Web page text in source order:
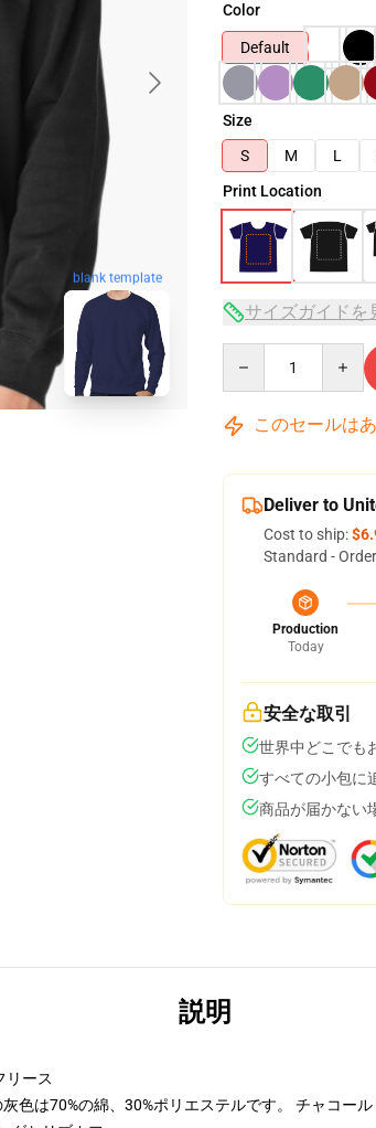
blank template
Color
Default
Size
S
M L
Print Location
サイズガイドを
このセールは
Deliver to
Cost to ship:
Standard -
Production
Today
安全な取引
世界中どこでも
すべての小包に
商品が届かない
説明
リース
色は70%の綿、30%ポリエステルです。 チャコー